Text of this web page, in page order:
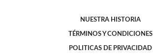
NUESTRA HISTORIA
TÉRMINOS Y CONDICIONES
POLITICAS DE PRIVACIDAD